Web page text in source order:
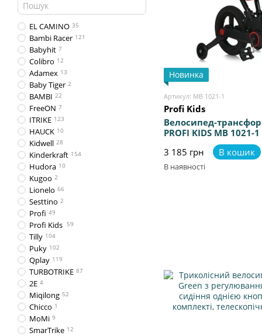
Новинка
Артикул: MB 1021-1
Profi Kids
Велосипед-
PROFI KIDS MB
батьківською
висоти керма
3 185 грн В кошик
В наявності
EL CAMINO 35
Bambi Racer 121
Babyhit 7
Colibro 12
Adamex 13
Baby Tiger 2
BAMBI 22
FreeON 7
ITRIKE 123
HAUCK 10
Kidwell 28
Kinderkraft 154
Hudora 10
Kugoo 2
Lionelo 66
Sesttino 2
Profi 49
Profi Kids 59
Tilly 104
Puky 102
Qplay 119
TURBOTRIKE 87
2E 4
Miqilong 52
Chicco 1
MoMi 9
SmarTrike 12